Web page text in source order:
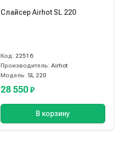
Слайсер Airhot SL 220
Код: 22516
Производитель:Airhot
Модель: SL 220
28 550₽
В корзину